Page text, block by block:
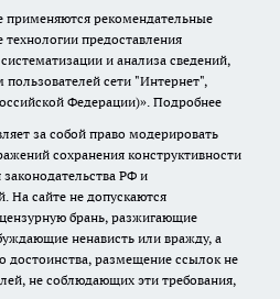
рекомендательные
предоставления
и анализа сведений,
сети "Интернет",
Федерации)». Подробнее
за собой право модерировать
сохранения конструктивности
РФ и
На сайте не допускаются
брань, разжигающие
ненависть или вражду, а
достоинства, размещение ссылок не
не соблюдающих эти требования,